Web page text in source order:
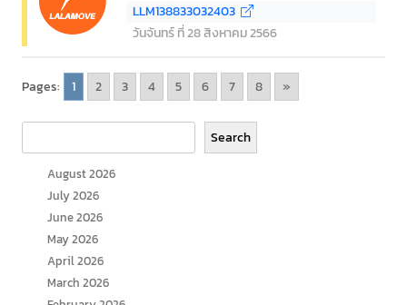
LLM138833032403
วันจันทร์ ที่ 28 สิงหาคม 2566
Pages: 1 2 3 4 5 6 7 8 »
Search
August 2026
July 2026
June 2026
May 2026
April 2026
March 2026